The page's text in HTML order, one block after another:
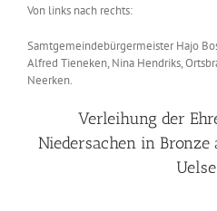
Von links nach rechts:
Samtgemeindebürgermeister Hajo
Alfred Tieneken, Nina Hendriks,
Neerken.
Verleihung der
Niedersachen in Bronze